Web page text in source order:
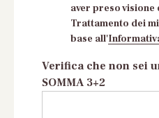
aver preso
Trattamento dei
base all'
Verifica che non sei
SOMMA 3+2